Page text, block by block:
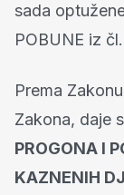
sada
POBUNE iz
Prema
Zakona, daje
PROGONA I
KAZNENIH